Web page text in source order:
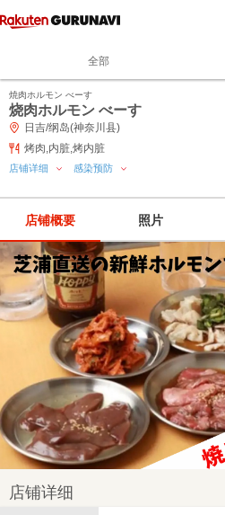
全部
焼肉ホルモン べーす
烧肉ホルモン べーす
日吉/纲岛(神奈川县)
烤肉,内脏,烤内脏
店铺详细 感染预防
店铺概要 照片
店铺详细